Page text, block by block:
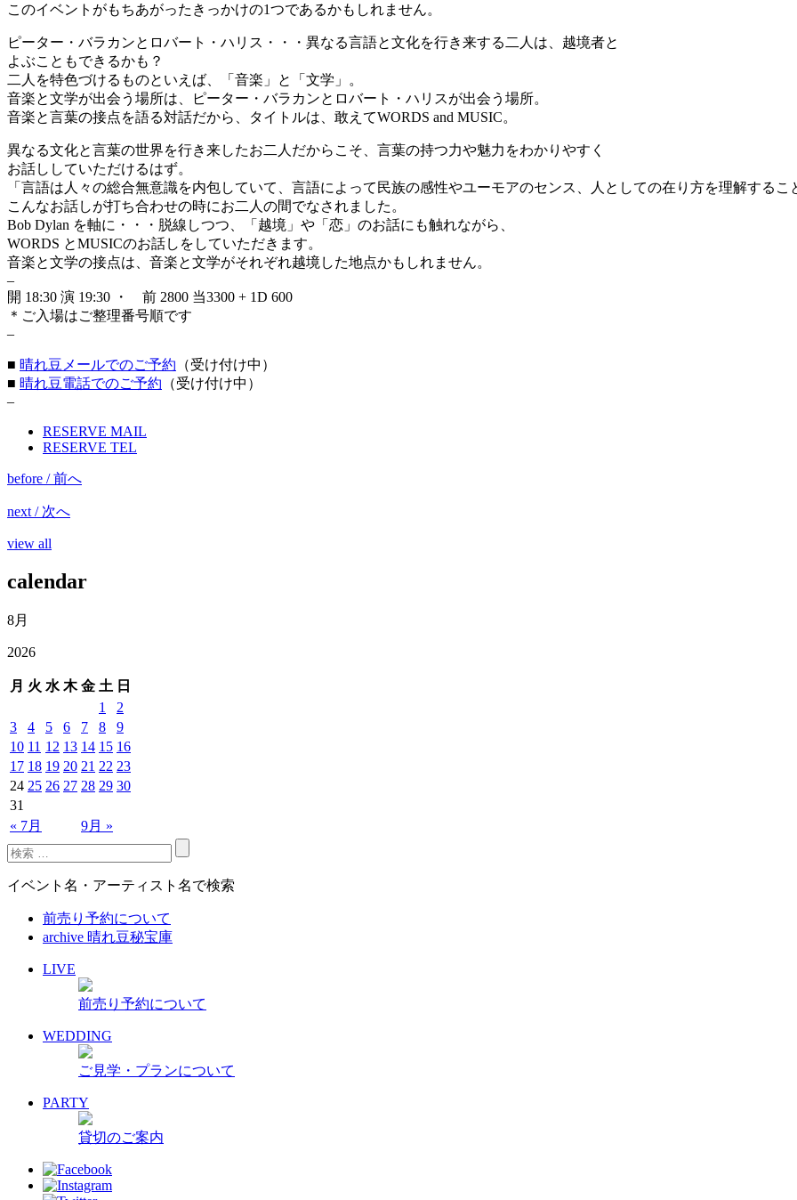
このイベントがもちあがったきっかけの1つであるかもしれません。
ピーター・バラカンとロバート・ハリス・・・異なる言語と文化を行き来する二人は、越境者と
よぶこともできるかも？
二人を特色づけるものといえば、「音楽」と「文学」。
音楽と文学が出会う場所は、ピーター・バラカンとロバート・ハリスが出会う場所。
音楽と言葉の接点を語る対話だから、タイトルは、敢えてWORDS and MUSIC。
異なる文化と言葉の世界を行き来したお二人だからこそ、言葉の持つ力や魅力をわかりやすく
お話ししていただけるはず。
「言語は人々の総合無意識を内包していて、言語によって民族の感性やユーモアのセンス、人としての在り方を理解するこ
こんなお話しが打ち合わせの時にお二人の間でなされました。
Bob Dylan を軸に・・・脱線しつつ、「越境」や「恋」のお話にも触れながら、
WORDS とMUSICのお話しをしていただきます。
音楽と文学の接点は、音楽と文学がそれぞれ越境した地点かもしれません。
–
開 18:30 演 19:30 ・ 前 2800 当3300 + 1D 600
＊ご入場はご整理番号順です
–
■ 晴れ豆メールでのご予約 （受け付け中）
■ 晴れ豆電話でのご予約 （受け付け中）
–
RESERVE MAIL
RESERVE TEL
before / 前へ
next / 次へ
view all
calendar
8月
2026
月 火 水 木 金 土 日
« 7月 9月 »
1
2
3
4 5 6 7 8
9
10 11 12 13 14 15 16
17 18 19 20 21 22 23
24 25 26 27 28 29 30
31
イベント名・アーティスト名で検索
前売り予約について
archive 晴れ豆秘宝庫
LIVE
前売り予約について
WEDDING
ご見学・プランについて
PARTY
貸切のご案内